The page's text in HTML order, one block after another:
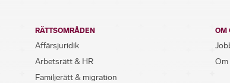
RÄTTSOMRÅDEN
Affärsjuridik
Arbetsrätt & HR
Familjerätt & migration
OM
Om